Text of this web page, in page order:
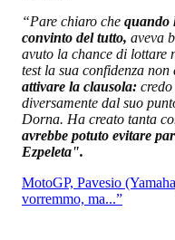
“Pare chiaro che quando
convinto del tutto, aveva
avuto la chance di lottare
test la sua confidenza
attivare la clausola:
diversamente dal suo
Dorna. Ha creato tanta
avrebbe potuto evitare
Ezpeleta".
MotoGP, Pavesio
vorremmo, ma...”